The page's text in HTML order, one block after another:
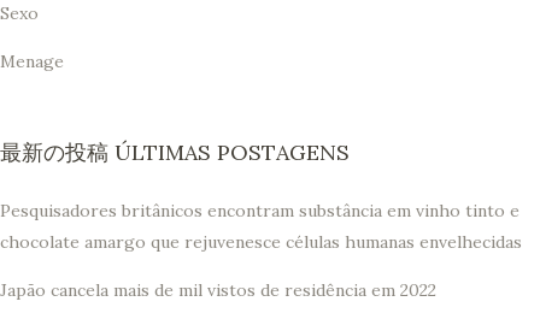
Sexo
Menage
最新の投稿 ÚLTIMAS POSTAGENS
Pesquisadores britânicos encontram substância em vinho tinto e
chocolate amargo que rejuvenesce células humanas envelhecidas
Japão cancela mais de mil vistos de residência em 2022